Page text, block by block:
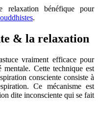
relaxation bénéfique pour
.
& la relaxation
vraiment efficace pour
mentale. Cette technique est
consciente consiste à
Ce mécanisme est
dite inconsciente qui se fait